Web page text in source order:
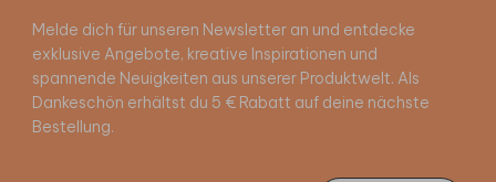
Melde dich für unseren Newsletter an und entdecke
exklusive Angebote, kreative Inspirationen und
spannende Neuigkeiten aus unserer Produktwelt. Als
Dankeschön erhältst du 5 € Rabatt auf deine nächste
Bestellung.